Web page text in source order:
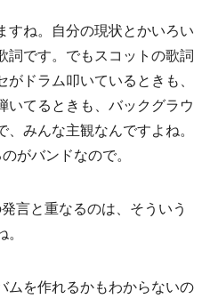
すね。自分の現状とかいろい
詞です。でもスコットの歌詞
ドラム叩いているときも、
いてるときも、バックグラウ
みんな主観なんですよね。
がバンドなので。
言と重なるのは、そういう
ムを作れるかもわからないの